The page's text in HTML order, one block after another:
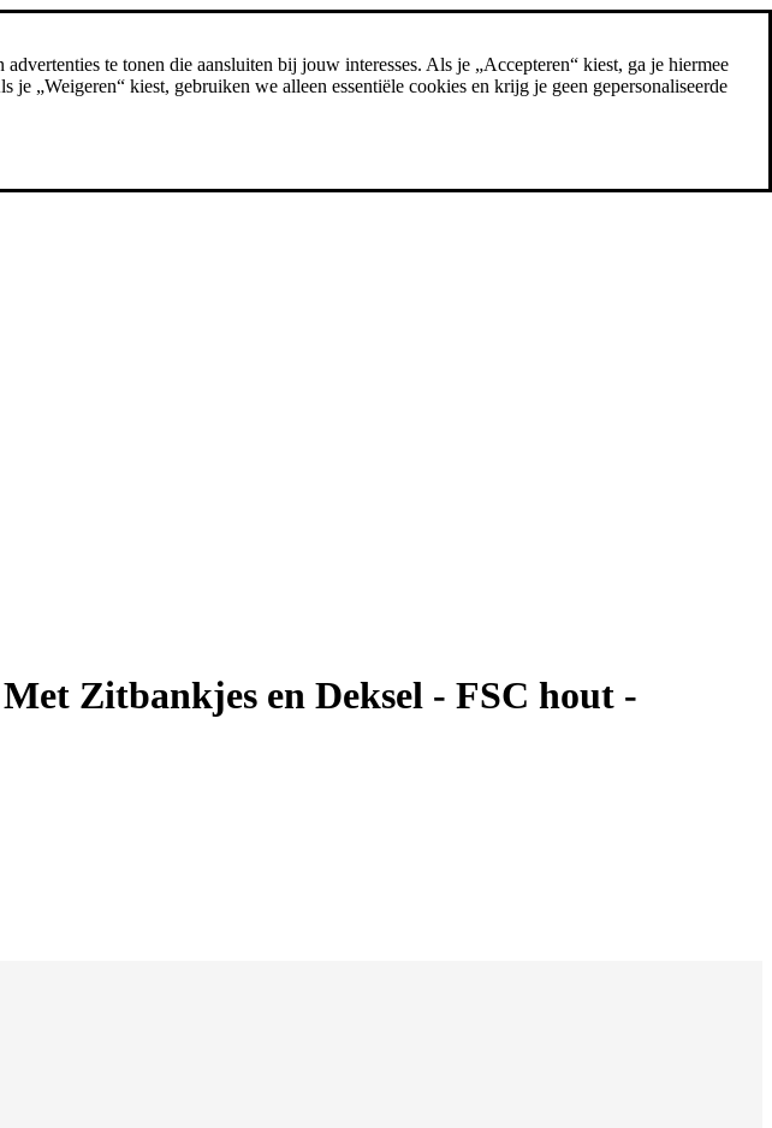
te tonen die aansluiten bij jouw interesses. Als je „Accepteren“ kiest, ga je hiermee
„Weigeren“ kiest, gebruiken we alleen essentiële cookies en krijg je geen gepersonaliseerde
Zitbankjes en Deksel - FSC hout -